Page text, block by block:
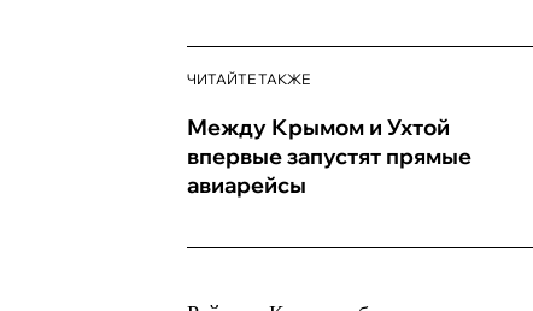
ЧИТАЙТЕ ТАКЖЕ
Между Крымом и Ухтой
впервые запустят прямые
авиарейсы